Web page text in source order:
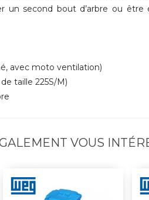
second bout d’arbre ou être
avec moto ventilation)
taille 225S/M)
VOUS